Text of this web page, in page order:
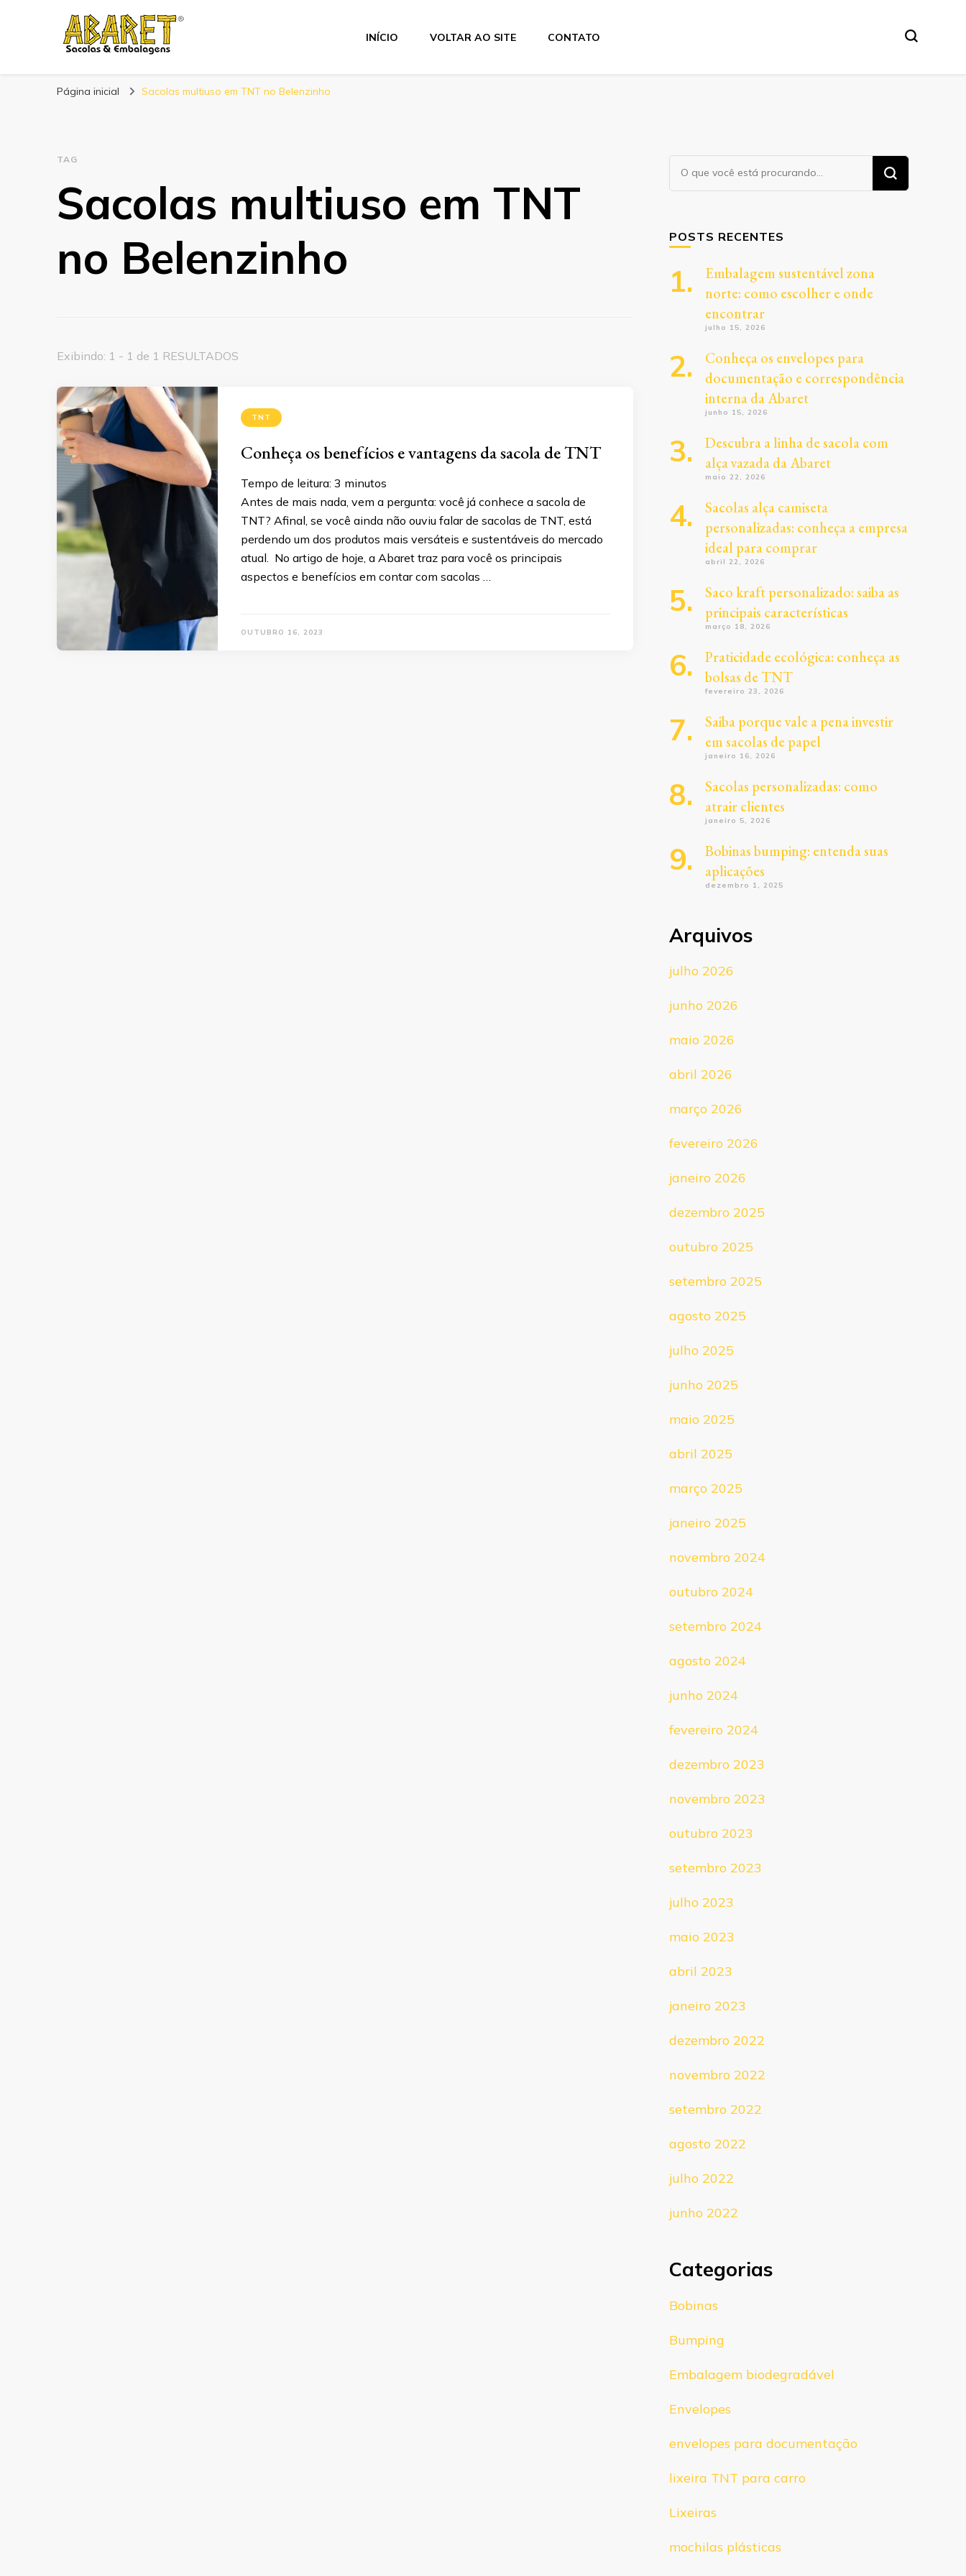
Abaret
INÍCIO VOLTAR AO SITE CONTATO
Página inicial Sacolas multiuso em TNT no Belenzinho
TAG
Sacolas multiuso em TNT
no Belenzinho
Exibindo: 1 - 1 de 1 RESULTADOS
TNT
Conheça os benefícios e vantagens da sacola de TNT
Tempo de leitura: 3 minutos
Antes de mais nada, vem a pergunta: você já conhece a sacola de
TNT? Afinal, se você ainda não ouviu falar de sacolas de TNT, está
perdendo um dos produtos mais versáteis e sustentáveis do mercado
atual. No artigo de hoje, a Abaret traz para você os principais
aspectos e benefícios em contar com sacolas …
OUTUBRO 16, 2023
Procurando
algo?
POSTS RECENTES
Embalagem sustentável zona
norte: como escolher e onde
encontrar
julho 15, 2026
Conheça os envelopes para
documentação e correspondência
interna da Abaret
junho 15, 2026
Descubra a linha de sacola com
alça vazada da Abaret
maio 22, 2026
Sacolas alça camiseta
personalizadas: conheça a empresa
ideal para comprar
abril 22, 2026
Saco kraft personalizado: saiba as
principais características
março 18, 2026
Praticidade ecológica: conheça as
bolsas de TNT
fevereiro 23, 2026
Saiba porque vale a pena investir
em sacolas de papel
janeiro 16, 2026
Sacolas personalizadas: como
atrair clientes
janeiro 5, 2026
Bobinas bumping: entenda suas
aplicações
dezembro 1, 2025
Arquivos
julho 2026
junho 2026
maio 2026
abril 2026
março 2026
fevereiro 2026
janeiro 2026
dezembro 2025
outubro 2025
setembro 2025
agosto 2025
julho 2025
junho 2025
maio 2025
abril 2025
março 2025
janeiro 2025
novembro 2024
outubro 2024
setembro 2024
agosto 2024
junho 2024
fevereiro 2024
dezembro 2023
novembro 2023
outubro 2023
setembro 2023
julho 2023
maio 2023
abril 2023
janeiro 2023
dezembro 2022
novembro 2022
setembro 2022
agosto 2022
julho 2022
junho 2022
Categorias
Bobinas
Bumping
Embalagem biodegradável
Envelopes
envelopes para documentação
lixeira TNT para carro
Lixeiras
mochilas plásticas